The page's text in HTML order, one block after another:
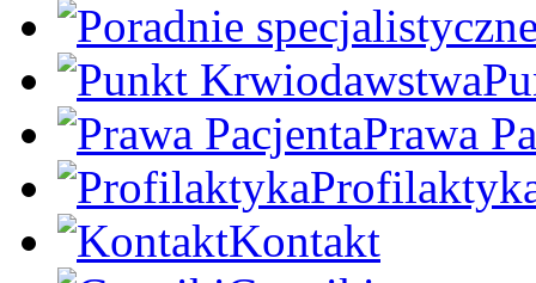
Prawa
Kontakt